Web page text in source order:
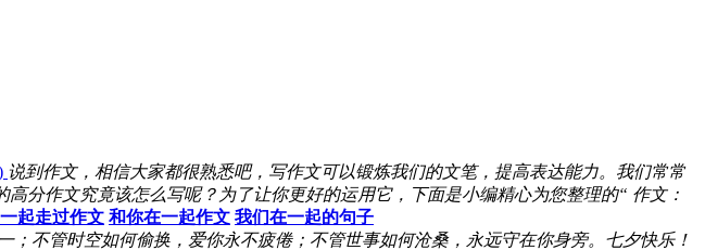
说到作文，相信大家都很熟悉吧，写作文可以锻炼我们的文笔，提高表达能力。我们常常
分作文究竟该怎么写呢？为了让你更好的运用它，下面是小编精心为您整理的“ 作文：
起走过作文 和你在一起作文 我们在一起的句子
不管时空如何偷换，爱你永不疲倦；不管世事如何沧桑，永远守在你身旁。七夕快乐！